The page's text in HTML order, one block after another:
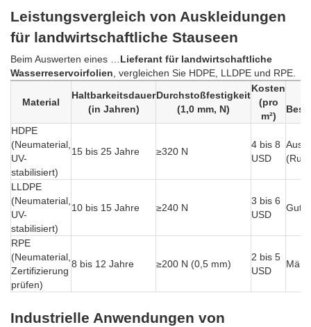
Leistungsvergleich von Auskleidungen
für landwirtschaftliche Stauseen
Beim Auswerten eines … Lieferant für landwirtschaftliche
Wasserreservoirfolien , vergleichen Sie HDPE, LLDPE und RPE.
Material
Haltbarkeitsdauer
(in Jahren)
Durchstoßfestigkeit
(1,0 mm, N)
Kosten
(pro
m²)
HDPE
(Neumaterial,
UV-
stabilisiert)
15 bis 25 Jahre ≥320 N
4 bis 8
USD
(Ruß)
LLDPE
(Neumaterial,
UV-
stabilisiert)
10 bis 15 Jahre ≥240 N
3 bis 6
USD
Gut
RPE
(Neumaterial,
Zertifizierung
prüfen)
8 bis 12 Jahre ≥200 N (0,5 mm)
2 bis 5
USD
Industrielle Anwendungen von